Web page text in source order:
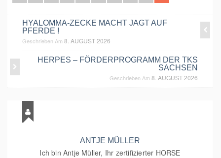
HYALOMMA-ZECKE MACHT JAGT AUF
PFERDE !
Geschrieben Am 8. AUGUST 2026
HERPES – FÖRDERPROGRAMM DER TKS
SACHSEN
Geschrieben Am 8. AUGUST 2026
ANTJE MÜLLER
Ich bin Antje Müller, Ihr zertifizierter HORSE